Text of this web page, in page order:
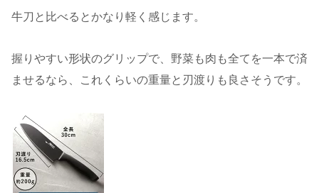
牛刀と比べるとかなり軽く感じます。
握りやすい形状のグリップで、野菜も肉も全てを一本で済
ませるなら、これくらいの重量と刃渡りも良さそうです。